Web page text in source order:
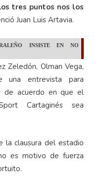
tres puntos nos los
Juan Luis Artavia.
INSISTE EN NO
Zeledón, Olman Vega,
una entrevista para
de acuerdo en que el
Cartaginés sea
la clausura del estadio
es motivo de fuerza